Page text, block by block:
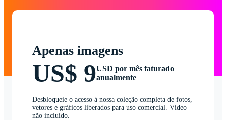
Apenas imagens
US$ 9USD por mês faturado
anualmente
Desbloqueie o acesso à nossa coleção completa de fotos,
vetores e gráficos liberados para uso comercial. Vídeo
não incluído.